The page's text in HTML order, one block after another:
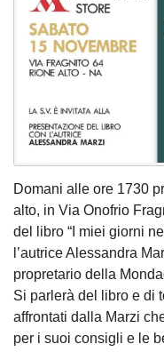
Domani alle ore 1730
alto, in Via Onofrio
del libro “I miei giorni
l’autrice Alessandra
propretario della
Si parlerà del libro e di
affrontati dalla Marzi
per i suoi consigli e le